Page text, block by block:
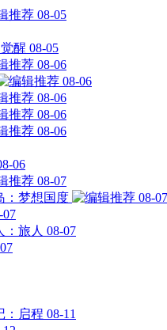
08-05
醒 08-05
08-06
08-06
08-06
08-06
08-06
06
08-07
：梦想国度
08-07
07
：旅人 08-07
：启程 08-11